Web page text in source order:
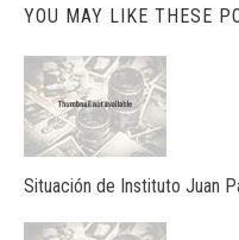
YOU MAY LIKE THESE
Situación de Instituto Juan